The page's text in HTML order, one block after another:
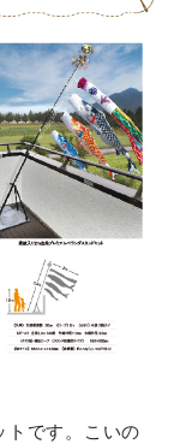
トです。こいの